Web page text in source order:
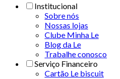
Institucional
Sobre nós
Nossas lojas
Clube Minha Le
Blog da Le
Trabalhe conosco
Serviço Financeiro
Cartão Le biscuit